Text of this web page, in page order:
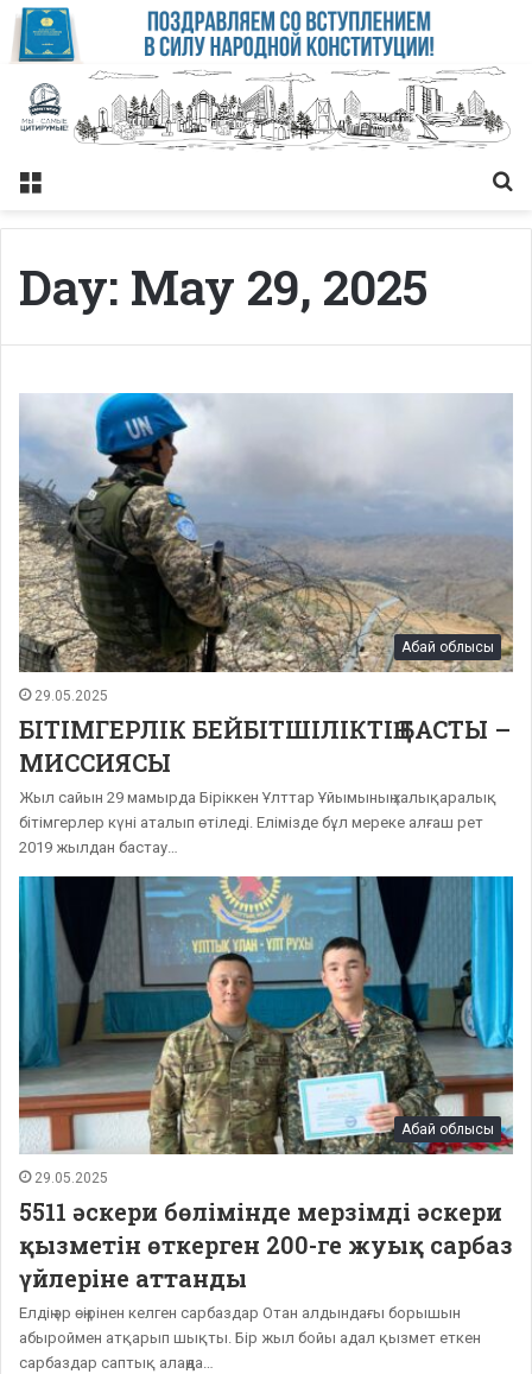
Меню
Day: May 29, 2025
Абай облысы
29.05.2025
БІТІМГЕРЛІК БЕЙБІТШІЛІКТІҢ БАСТЫ –
МИССИЯСЫ
Жыл сайын 29 мамырда Біріккен Ұлттар Ұйымының халықаралық
бітімгерлер күні аталып өтіледі. Елімізде бұл мереке алғаш рет
2019 жылдан бастау…
Абай облысы
29.05.2025
5511 әскери бөлімінде мерзімді әскери
қызметін өткерген 200-ге жуық сарбаз
үйлеріне аттанды
Елдің әр өңірінен келген сарбаздар Отан алдындағы борышын
абыроймен атқарып шықты. Бір жыл бойы адал қызмет еткен
сарбаздар саптық алаңда…